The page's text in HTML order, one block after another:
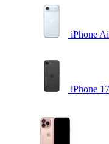
iPhone
iPhone